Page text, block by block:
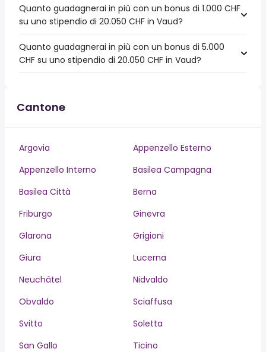
Quanto guadagnerai in più con un bonus di 1.000 CHF
su uno stipendio di 20.050 CHF in Vaud?
Quanto guadagnerai in più con un bonus di 5.000
CHF su uno stipendio di 20.050 CHF in Vaud?
Cantone
Argovia
Appenzello Esterno
Appenzello Interno
Basilea Campagna
Basilea Città
Berna
Friburgo
Ginevra
Glarona
Grigioni
Giura
Lucerna
Neuchâtel
Nidvaldo
Obvaldo
Sciaffusa
Svitto
Soletta
San Gallo
Ticino